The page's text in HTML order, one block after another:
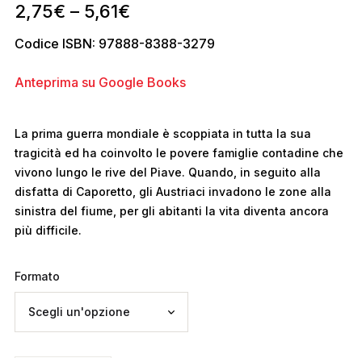
2,75€ – 5,61€
Codice ISBN: 97888-8388-3279
Anteprima su Google Books
La prima guerra mondiale è scoppiata in tutta la sua
tragicità ed ha coinvolto le povere famiglie contadine che
vivono lungo le rive del Piave. Quando, in seguito alla
disfatta di Caporetto, gli Austriaci invadono le zone alla
sinistra del fiume, per gli abitanti la vita diventa ancora
più difficile.
Formato